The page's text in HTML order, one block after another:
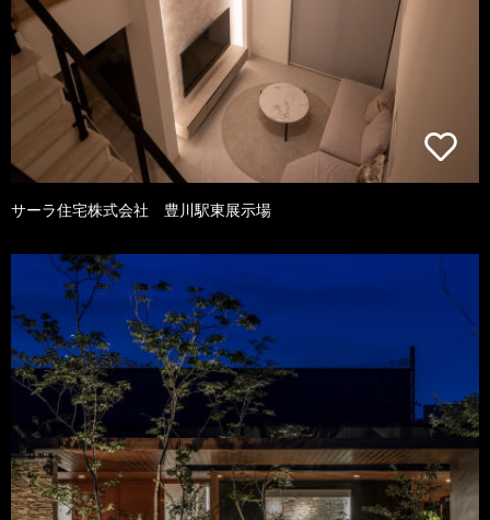
サーラ住宅株式会社 豊川駅東展示場